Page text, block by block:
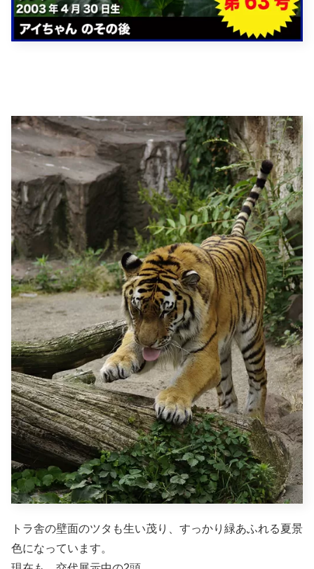
トラ舎の壁面のツタも生い茂り、すっかり緑あふれる夏景
色になっています。